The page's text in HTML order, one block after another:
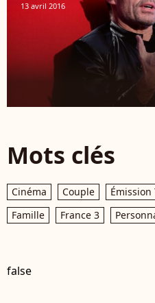
13 avril 2016
Mots clés
Cinéma Couple Émission
Famille
France 3
false